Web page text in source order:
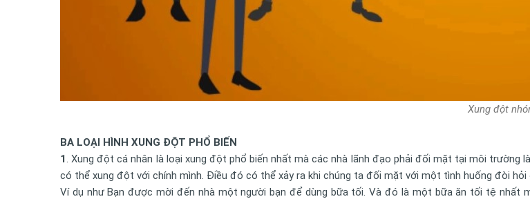
Xung đột
BA LOẠI HÌNH XUNG ĐỘT PHỔ BIẾN
1. Xung đột cá nhân là loại xung đột phổ biến nhất mà các nhà lãnh đạo phải đối mặt tại môi
có thể xung đột với chính mình. Điều đó có thể xảy ra khi chúng ta đối mặt với một tình huống đòi
Ví dụ như Bạn được mời đến nhà một người bạn để dùng bữa tối. Và đó là một bữa ăn tối tệ nhất